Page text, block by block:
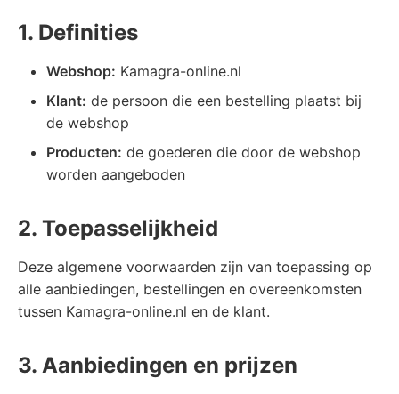
1. Definities
Webshop: Kamagra-online.nl
Klant: de persoon die een bestelling plaatst bij
de webshop
Producten: de goederen die door de webshop
worden aangeboden
2. Toepasselijkheid
Deze algemene voorwaarden zijn van toepassing op
alle aanbiedingen, bestellingen en overeenkomsten
tussen Kamagra-online.nl en de klant.
3. Aanbiedingen en prijzen